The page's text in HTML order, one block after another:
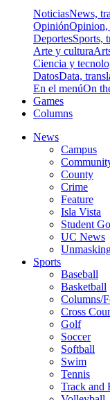
NoticiasNews,
OpiniónOpinion,
DeportesSports,
Arte y cultura
Ciencia y
DatosData,
En el menúOn
Games
Columns
News
Campus
County
Crime
Feature
Isla Vista
Student
UC News
Sports
Baseball
Basketball
Columns/
Cross
Golf
Soccer
Softball
Swim
Tennis
Track and